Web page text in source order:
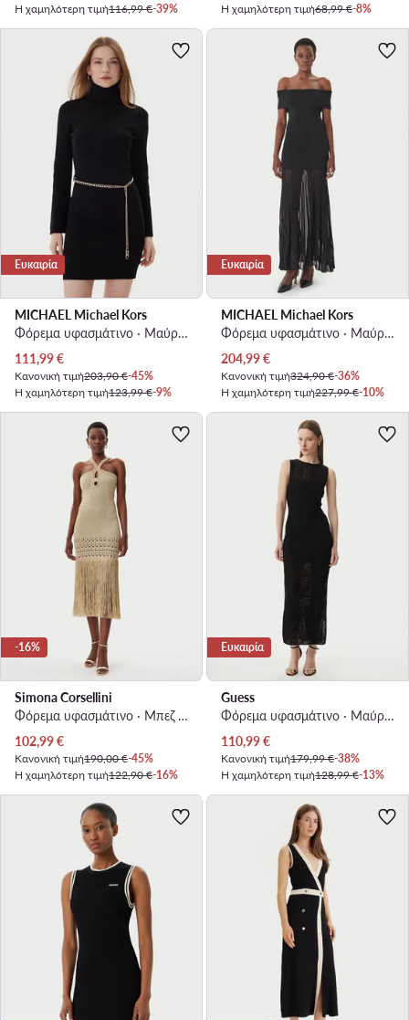
Η χαμηλότερη τιμή116,99 €-39% Η χαμηλότερη τιμή68,99 €-8%
Ευκαιρία
MICHAEL Michael Kors
Φόρεμα υφασμάτινο · Μαύρο · Mini
Τρέχουσα τιμή
111,99€
Κανονική τιμή203,90 €-45%
Η χαμηλότερη τιμή123,99 €-9%
Ευκαιρία
MICHAEL Michael Kors
Φόρεμα υφασμάτινο · Μαύρο · Maxi
Τρέχουσα τιμή
204,99€
Κανονική τιμή324,90 €-36%
Η χαμηλότερη τιμή227,99 €-10%
-16%
Simona Corsellini
Φόρεμα υφασμάτινο · Μπεζ · Midi
Τρέχουσα τιμή
102,99€
Κανονική τιμή190,00 €-45%
Η χαμηλότερη τιμή122,90 €-16%
Ευκαιρία
Guess
Φόρεμα υφασμάτινο · Μαύρο · Midi
Τρέχουσα τιμή
110,99€
Κανονική τιμή179,99 €-38%
Η χαμηλότερη τιμή128,99 €-13%